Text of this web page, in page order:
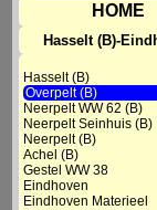
HOME
Hasselt (B)-
Hasselt (B)
Overpelt (B)
Neerpelt WW 62 (B)
Neerpelt Seinhuis (B)
Neerpelt (B)
Achel (B)
Gestel WW 38
Eindhoven
Eindhoven Materieel